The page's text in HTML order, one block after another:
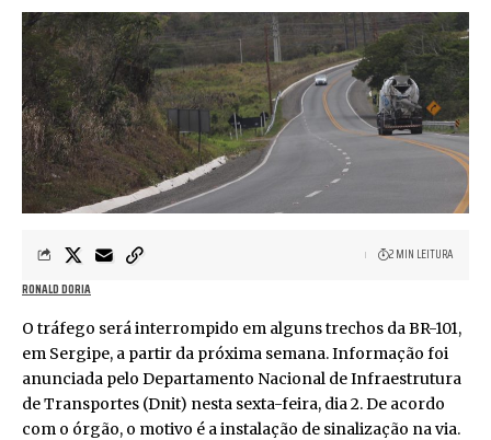
RONALD DORIA
2 MIN LEITURA
O tráfego será interrompido em alguns trechos da BR-101,
em Sergipe, a partir da próxima semana. Informação foi
anunciada pelo Departamento Nacional de Infraestrutura
de Transportes (Dnit) nesta sexta-feira, dia 2. De acordo
com o órgão, o motivo é a instalação de sinalização na via.